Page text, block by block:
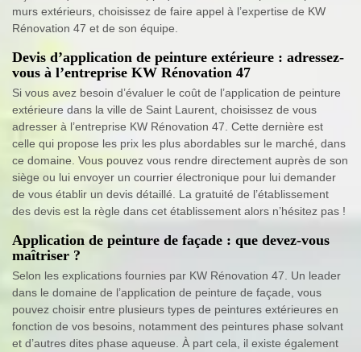
murs extérieurs, choisissez de faire appel à l’expertise de KW
Rénovation 47 et de son équipe.
Devis d’application de peinture extérieure : adressez-
vous à l’entreprise KW Rénovation 47
Si vous avez besoin d’évaluer le coût de l’application de peinture
extérieure dans la ville de Saint Laurent, choisissez de vous
adresser à l’entreprise KW Rénovation 47. Cette dernière est
celle qui propose les prix les plus abordables sur le marché, dans
ce domaine. Vous pouvez vous rendre directement auprès de son
siège ou lui envoyer un courrier électronique pour lui demander
de vous établir un devis détaillé. La gratuité de l’établissement
des devis est la règle dans cet établissement alors n’hésitez pas !
Application de peinture de façade : que devez-vous
maîtriser ?
Selon les explications fournies par KW Rénovation 47. Un leader
dans le domaine de l’application de peinture de façade, vous
pouvez choisir entre plusieurs types de peintures extérieures en
fonction de vos besoins, notamment des peintures phase solvant
et d’autres dites phase aqueuse. À part cela, il existe également